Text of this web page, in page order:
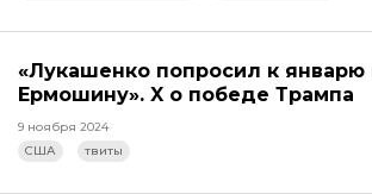
«Лукашенко попросил к январю
Ермошину». X о победе Трампа
9 ноября 2024
США
твиты